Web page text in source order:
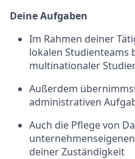
Deine Aufgaben
Im Rahmen deiner
lokalen
multinationaler
Außerdem
administrativen
Auch die Pflege von
deiner Zuständigkeit